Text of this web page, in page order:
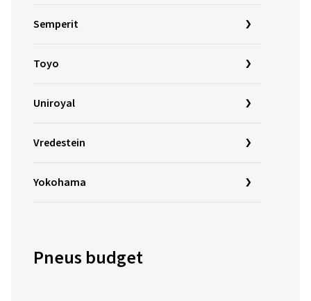
Semperit
Toyo
Uniroyal
Vredestein
Yokohama
Pneus budget